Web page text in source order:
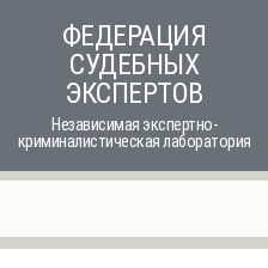
ФЕДЕРАЦИЯ
СУДЕБНЫХ
ЭКСПЕРТОВ
Независимая экспертно-
криминалистическая лаборатория